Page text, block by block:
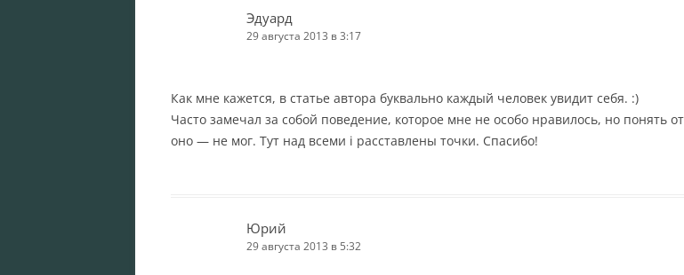
Эдуард
29 августа 2013 в 3:17
Как мне кажется, в статье автора буквально каждый человек увидит себя. :)
Часто замечал за собой поведение, которое мне не особо нравилось, но понять
оно — не мог. Тут над всеми i расставлены точки. Спасибо!
Юрий
29 августа 2013 в 5:32